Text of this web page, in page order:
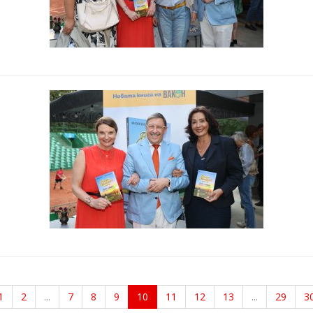
2 ... 7 8 9 10 11 12 13 ... 29